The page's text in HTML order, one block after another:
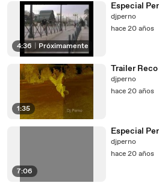
4:36 Próximamente
Especial
djperno
hace 20 años
1:35
Trailer
djperno
hace 20 años
7:06
Especial
djperno
hace 20 años